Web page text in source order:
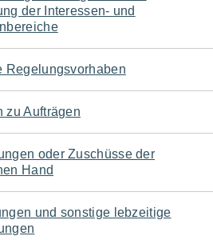
der Interessen- und
Regelungsvorhaben
zu Aufträgen
oder Zuschüsse der
Hand
und sonstige lebzeitige